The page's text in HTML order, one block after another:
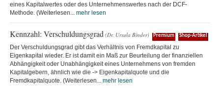
eines Kapitalwertes oder des Unternehmenswertes nach der DCF-
Methode. (Weiterlesen... mehr lesen
Kennzahl: Verschuldungsgrad (Dr. Ursula Binder) Premium Shop-Artikel
Der Verschuldungsgrad gibt das Verhältnis von Fremdkapital zu
Eigenkapital wieder. Er ist damit ein Maß zur Beurteilung der finanziellen
Abhängigkeit oder Unabhängigkeit eines Unternehmens von fremden
Kapitalgebern, ähnlich wie die -> Eigenkapitalquote und die
Fremdkapitalquote. (Weiterlesen... mehr lesen